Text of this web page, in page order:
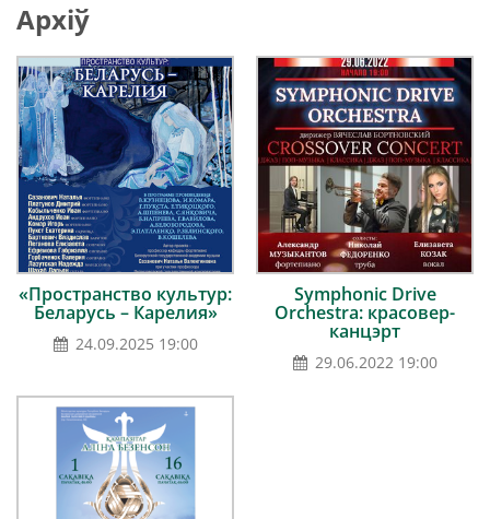
Архіў
«Пространство культур:
Беларусь – Карелия»
24.09.2025 19:00
Symphonic Drive
Orchestra: красовер-
канцэрт
29.06.2022 19:00